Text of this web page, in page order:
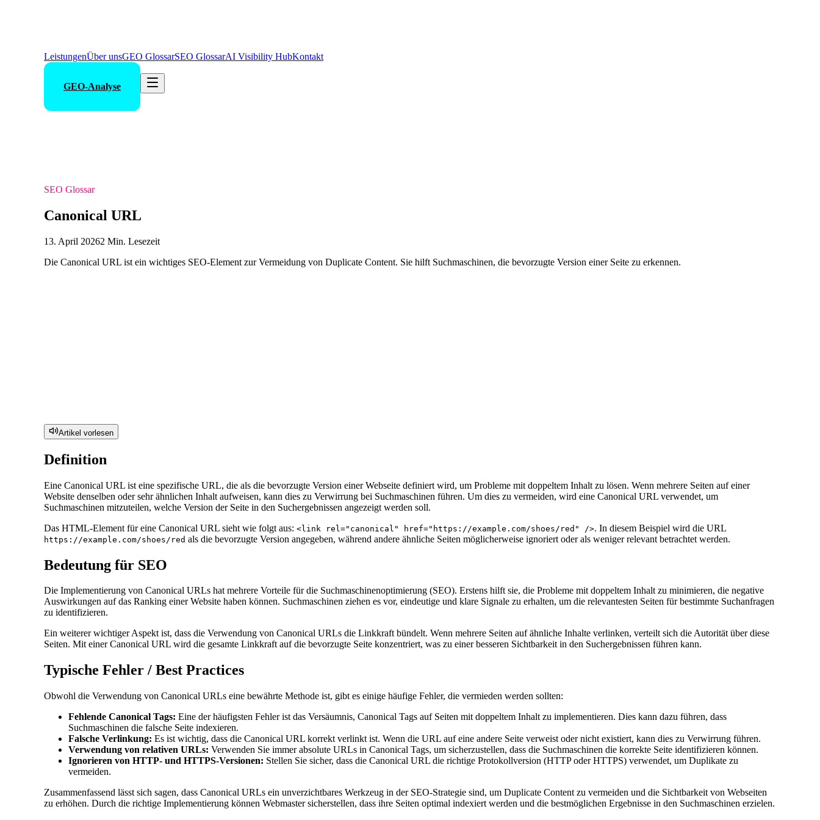
LeistungenÜber unsGEO GlossarSEO GlossarAI Visibility HubKontakt
GEO-Analyse
SEO Glossar
Canonical URL
13. April 20262 Min. Lesezeit
Die Canonical URL ist ein wichtiges SEO-Element zur Vermeidung von Duplicate Content. Sie hilft Suchmaschinen, die bevorzugte Version einer Seite zu erkennen.
Artikel vorlesen
Definition
Eine Canonical URL ist eine spezifische URL, die als die bevorzugte Version einer Webseite definiert wird, um Probleme mit doppeltem Inhalt zu lösen. Wenn mehrere Seiten auf einer
Website denselben oder sehr ähnlichen Inhalt aufweisen, kann dies zu Verwirrung bei Suchmaschinen führen. Um dies zu vermeiden, wird eine Canonical URL verwendet, um
Suchmaschinen mitzuteilen, welche Version der Seite in den Suchergebnissen angezeigt werden soll.
Das HTML-Element für eine Canonical URL sieht wie folgt aus: <link rel="canonical" href="https://example.com/shoes/red" />. In diesem Beispiel wird die URL
https://example.com/shoes/red als die bevorzugte Version angegeben, während andere ähnliche Seiten möglicherweise ignoriert oder als weniger relevant betrachtet werden.
Bedeutung für SEO
Die Implementierung von Canonical URLs hat mehrere Vorteile für die Suchmaschinenoptimierung (SEO). Erstens hilft sie, die Probleme mit doppeltem Inhalt zu minimieren, die negative
Auswirkungen auf das Ranking einer Website haben können. Suchmaschinen ziehen es vor, eindeutige und klare Signale zu erhalten, um die relevantesten Seiten für bestimmte Suchanfragen
zu identifizieren.
Ein weiterer wichtiger Aspekt ist, dass die Verwendung von Canonical URLs die Linkkraft bündelt. Wenn mehrere Seiten auf ähnliche Inhalte verlinken, verteilt sich die Autorität über diese
Seiten. Mit einer Canonical URL wird die gesamte Linkkraft auf die bevorzugte Seite konzentriert, was zu einer besseren Sichtbarkeit in den Suchergebnissen führen kann.
Typische Fehler / Best Practices
Obwohl die Verwendung von Canonical URLs eine bewährte Methode ist, gibt es einige häufige Fehler, die vermieden werden sollten:
Fehlende Canonical Tags: Eine der häufigsten Fehler ist das Versäumnis, Canonical Tags auf Seiten mit doppeltem Inhalt zu implementieren. Dies kann dazu führen, dass
Suchmaschinen die falsche Seite indexieren.
Falsche Verlinkung: Es ist wichtig, dass die Canonical URL korrekt verlinkt ist. Wenn die URL auf eine andere Seite verweist oder nicht existiert, kann dies zu Verwirrung führen.
Verwendung von relativen URLs: Verwenden Sie immer absolute URLs in Canonical Tags, um sicherzustellen, dass die Suchmaschinen die korrekte Seite identifizieren können.
Ignorieren von HTTP- und HTTPS-Versionen: Stellen Sie sicher, dass die Canonical URL die richtige Protokollversion (HTTP oder HTTPS) verwendet, um Duplikate zu
vermeiden.
Zusammenfassend lässt sich sagen, dass Canonical URLs ein unverzichtbares Werkzeug in der SEO-Strategie sind, um Duplicate Content zu vermeiden und die Sichtbarkeit von Webseiten
zu erhöhen. Durch die richtige Implementierung können Webmaster sicherstellen, dass ihre Seiten optimal indexiert werden und die bestmöglichen Ergebnisse in den Suchmaschinen erzielen.